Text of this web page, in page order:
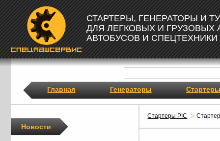
СТАРТЕРЫ, ГЕНЕРАТОРЫ И
ДЛЯ ЛЕГКОВЫХ И ГРУЗОВЫХ
АВТОБУСОВ И СПЕЦТЕХНИКИ
Главная Генераторы Стартеры
Стартеры PIC
Новости